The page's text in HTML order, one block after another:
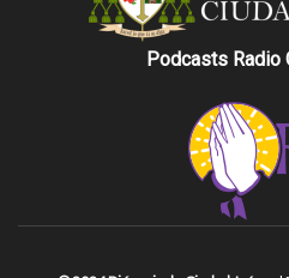
Podcasts Radio